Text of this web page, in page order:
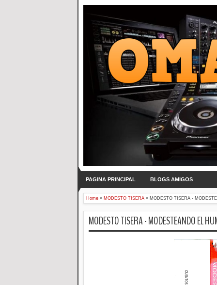
PAGINA PRINCIPAL BLOGS AMIGOS
Home » MODESTO TISERA » MODESTO TISERA -
MODESTO TISERA - MODESTEANDO EL